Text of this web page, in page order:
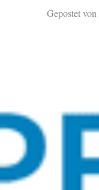
Gepostet von